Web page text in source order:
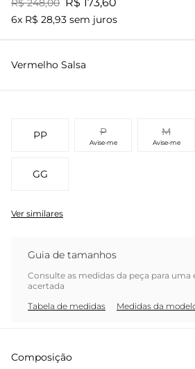
R$ 248,00
6x R$ 28,93 sem juros
Vermelho Salsa
PP P
Avise-me
M
Avise-me
GG
Ver similares
Guia de tamanhos
Consulte as medidas da peça para uma
acertada
Tabela de medidas
Medidas da
Composição